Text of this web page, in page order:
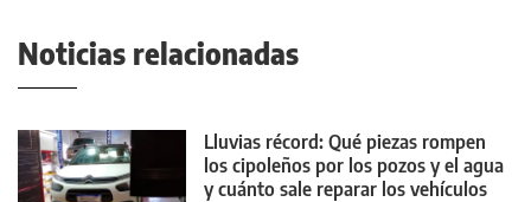
Noticias relacionadas
Lluvias récord: Qué piezas rompen
los cipoleños por los pozos y el agua
y cuánto sale reparar los vehículos